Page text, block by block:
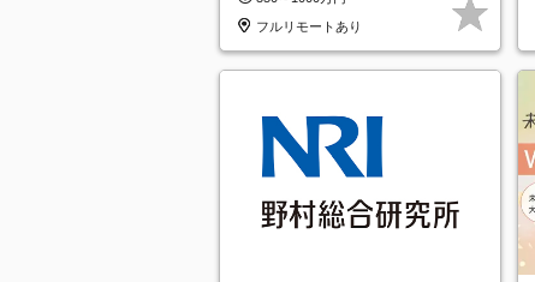
実で安心
フルリモートあり